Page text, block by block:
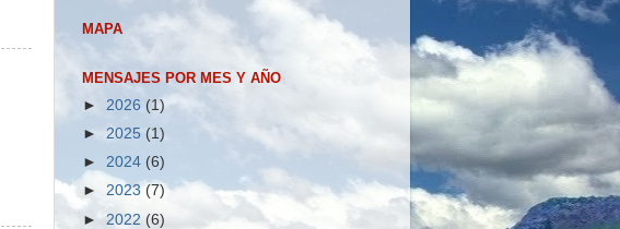
MAPA
MENSAJES POR MES Y AÑO
► 2026 (1)
► 2025 (1)
► 2024 (6)
► 2023(7)
► 2022 (6)